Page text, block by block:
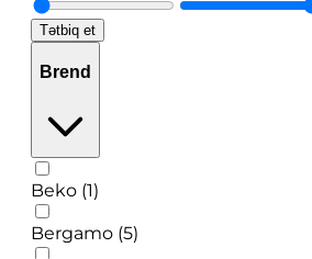
Tətbiq et
Brend
Beko (1)
Bergamo (5)